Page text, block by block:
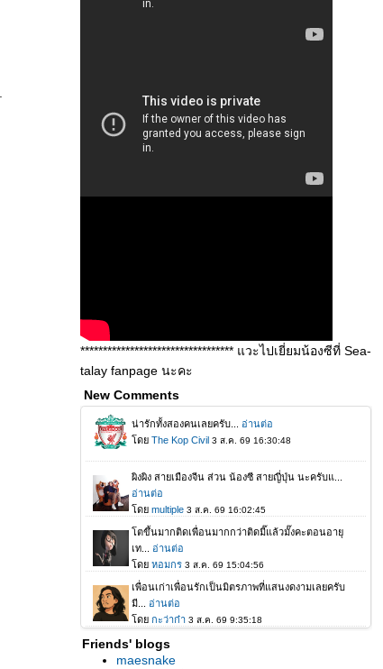
********************************** แวะไปเยี่ยมน้องซีที่ Sea-
talay fanpage นะคะ
New Comments
Friends' blogs
maesnake